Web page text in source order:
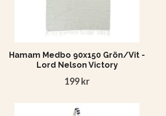
Hamam Medbo 90x150 Grön/Vit -
Lord Nelson Victory
199 kr